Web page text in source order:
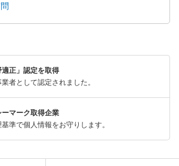
適正」認定を取得
者として認定されました。
ーマーク取得企業
準で個人情報をお守りします。